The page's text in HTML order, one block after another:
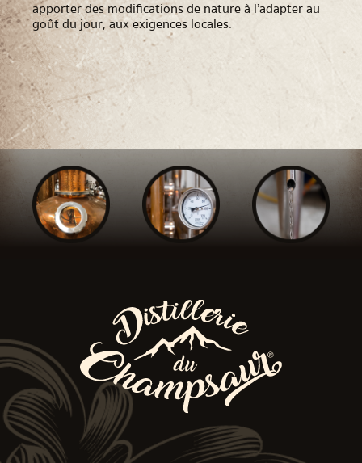
apporter des modifications de nature à l’adapter au
goût du jour, aux exigences locales.